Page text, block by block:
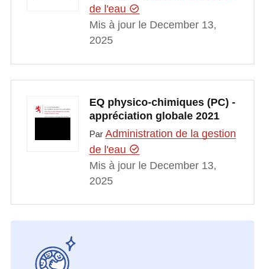
de l'eau
Mis à jour le December 13,
2025
EQ physico-chimiques (PC) -
appréciation globale 2021
Par Administration de la gestion
de l'eau
Mis à jour le December 13,
2025